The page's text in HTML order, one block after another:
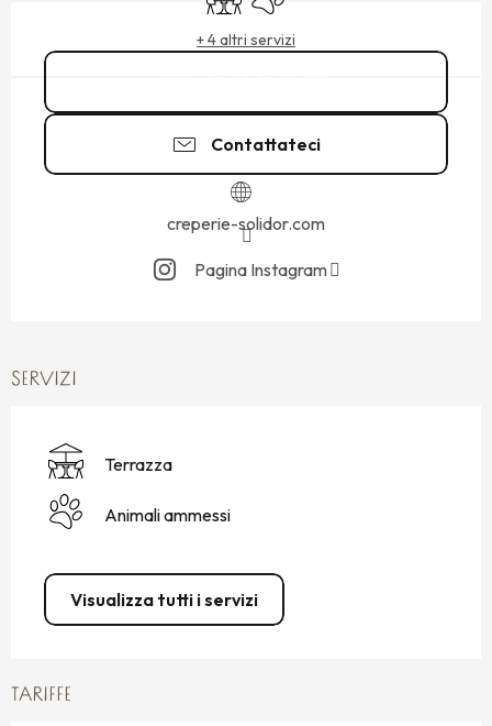
+ 4 altri servizi
Contattateci
creperie-solidor.com
Pagina Instagram
SERVIZI
Terrazza
Animali ammessi
Visualizza tutti i servizi
TARIFFE